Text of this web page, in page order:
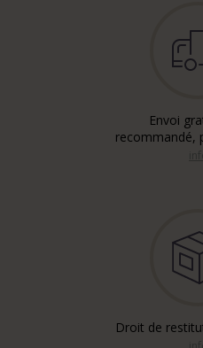
Envoi
recommandé,
Droit de